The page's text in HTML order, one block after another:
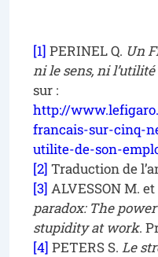
[1] PERINEL Q. Un
ni le sens, ni
sur :
http://
francais-sur-cinq-
utilite-de-son-
[2] Traduction de
[3] ALVESSON M.
paradox: The
stupidity at work.
[4] PETERS S. Le